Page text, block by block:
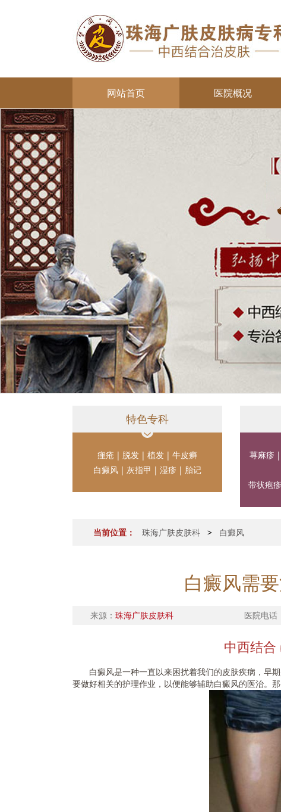
网站首页 医院概况
特色专科
痤疮 | 脱发 | 植发 | 牛皮癣
白癜风 | 灰指甲 | 湿疹 | 胎记
荨麻疹 |
带状疱疹
当前位置： 珠海广肤皮肤科 > 白癜风
白癜风需
来源： 珠海广肤皮肤科 医院电话
中西结合
白癜风是一种一直以来困扰着我们的皮肤疾病，早期
要做好相关的护理作业，以便能够辅助白癜风的医治。